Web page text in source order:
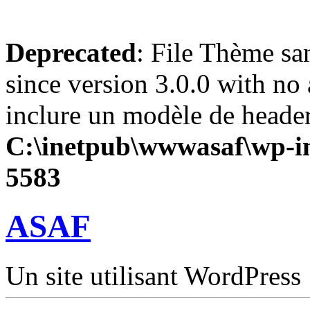
Deprecated: File Thème
since version 3.0.0 with
inclure un modèle de
C:\inetpub\wwwasaf\wp-
5583
ASAF
Un site utilisant WordPress